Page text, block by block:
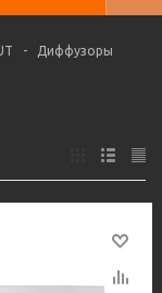
- Диффузоры